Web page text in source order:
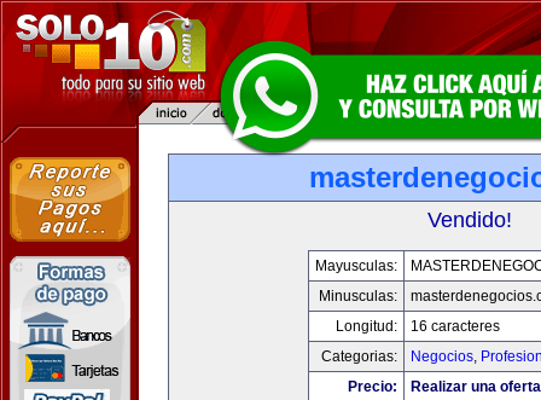
Vendido!
Mayusculas:
Minusculas:
Longitud:
16 caracteres
Categorias:
Negocios,
Precio:
Realizar una